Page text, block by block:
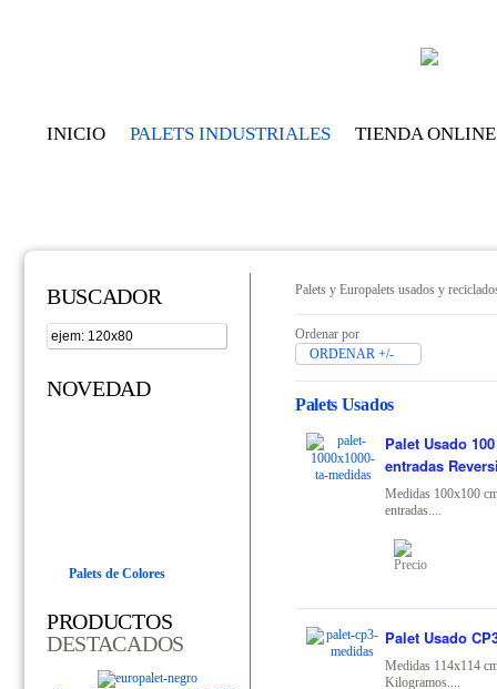
INICIO PALETS INDUSTRIALES TIENDA ONLINE
BUSCADOR
NOVEDAD
Palets de Colores
PRODUCTOS
DESTACADOS
Palets y Europalets usados y
Ordenar por
ORDENAR +/-
Palets Usados
Palet Usado
entradas
Medidas 100x100
entradas....
Palet Usado
Medidas 114x114
Kilogramos....